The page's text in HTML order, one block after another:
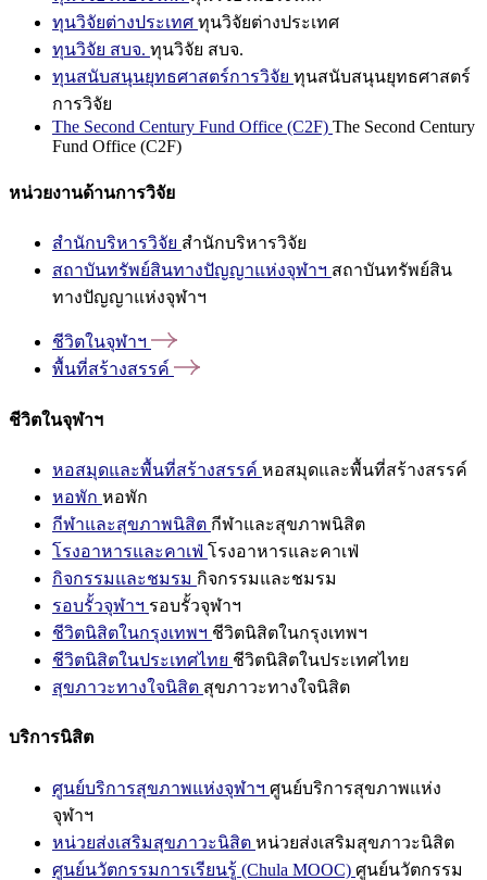
ทุนวิจัยต่างประเทศ ทุนวิจัยต่างประเทศ
ทุนวิจัย สบจ. ทุนวิจัย สบจ.
ทุนสนับสนุนยุทธศาสตร์การวิจัย ทุนสนับสนุนยุทธศาสตร์
การวิจัย
The Second Century Fund Office (C2F) The Second Century
Fund Office (C2F)
หน่วยงานด้านการวิจัย
สำนักบริหารวิจัย สำนักบริหารวิจัย
สถาบันทรัพย์สินทางปัญญาแห่งจุฬาฯ สถาบันทรัพย์สิน
ทางปัญญาแห่งจุฬาฯ
ชีวิตในจุฬาฯ
พื้นที่สร้างสรรค์
ชีวิตในจุฬาฯ
หอสมุดและพื้นที่สร้างสรรค์ หอสมุดและพื้นที่สร้างสรรค์
หอพัก หอพัก
กีฬาและสุขภาพนิสิต กีฬาและสุขภาพนิสิต
โรงอาหารและคาเฟ่ โรงอาหารและคาเฟ่
กิจกรรมและชมรม กิจกรรมและชมรม
รอบรั้วจุฬาฯ รอบรั้วจุฬาฯ
ชีวิตนิสิตในกรุงเทพฯ ชีวิตนิสิตในกรุงเทพฯ
ชีวิตนิสิตในประเทศไทย ชีวิตนิสิตในประเทศไทย
สุขภาวะทางใจนิสิต สุขภาวะทางใจนิสิต
บริการนิสิต
ศูนย์บริการสุขภาพแห่งจุฬาฯ ศูนย์บริการสุขภาพแห่ง
จุฬาฯ
หน่วยส่งเสริมสุขภาวะนิสิต หน่วยส่งเสริมสุขภาวะนิสิต
ศูนย์นวัตกรรมการเรียนรู้ (Chula MOOC) ศูนย์นวัตกรรม